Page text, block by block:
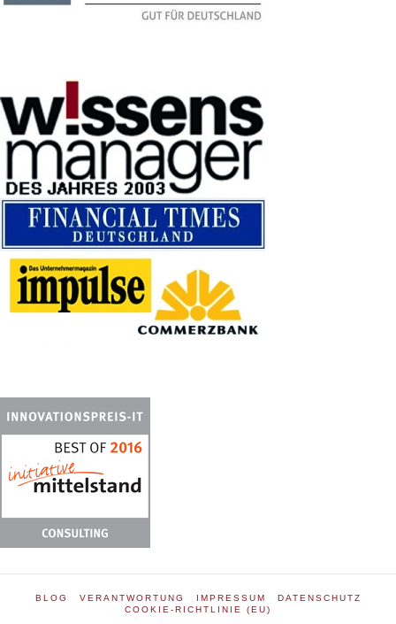
BLOG VERANTWORTUNG IMPRESSUM
DATENSCHUTZ
COOKIE-RICHTLINIE (EU)